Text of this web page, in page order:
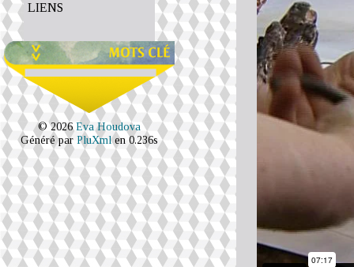
LIENS
© 2026Eva Houdova
Généré par PluXmlen 0.236s